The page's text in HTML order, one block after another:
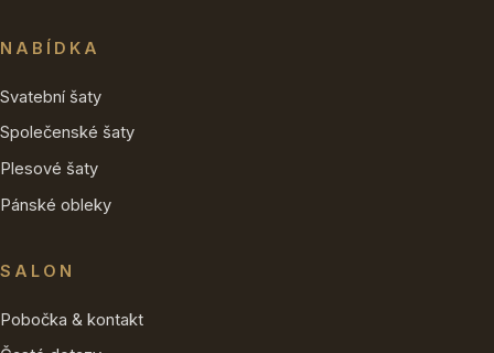
NABÍDKA
Svatební šaty
Společenské šaty
Plesové šaty
Pánské obleky
SALON
Pobočka & kontakt